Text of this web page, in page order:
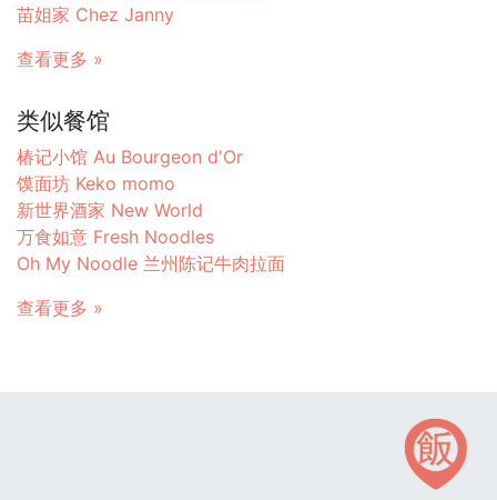
苗姐家 Chez Janny
查看更多 »
类似餐馆
椿记小馆 Au Bourgeon d'Or
馍面坊 Keko momo
新世界酒家 New World
万食如意 Fresh Noodles
Oh My Noodle 兰州陈记牛肉拉面
查看更多 »